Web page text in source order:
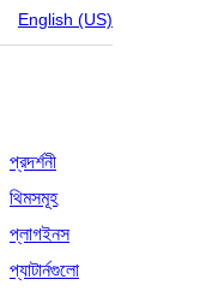
English (US)
প্রদর্শনী
থিমসমূহ
প্লাগইনস
প্যাটার্নগুলো